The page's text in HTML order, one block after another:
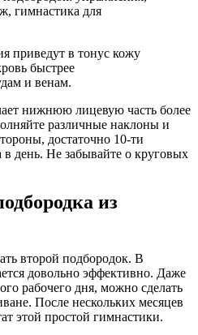
приведут в тонус кожу
быстрее
и венам.
нижнюю лицевую часть более
различные наклоны и
достаточно 10-ти
в день. Не забывайте о круговых
из
второй подбородок. В
довольно эффективно. Даже
рабочего дня, можно сделать
После нескольких месяцев
этой простой гимнастики.